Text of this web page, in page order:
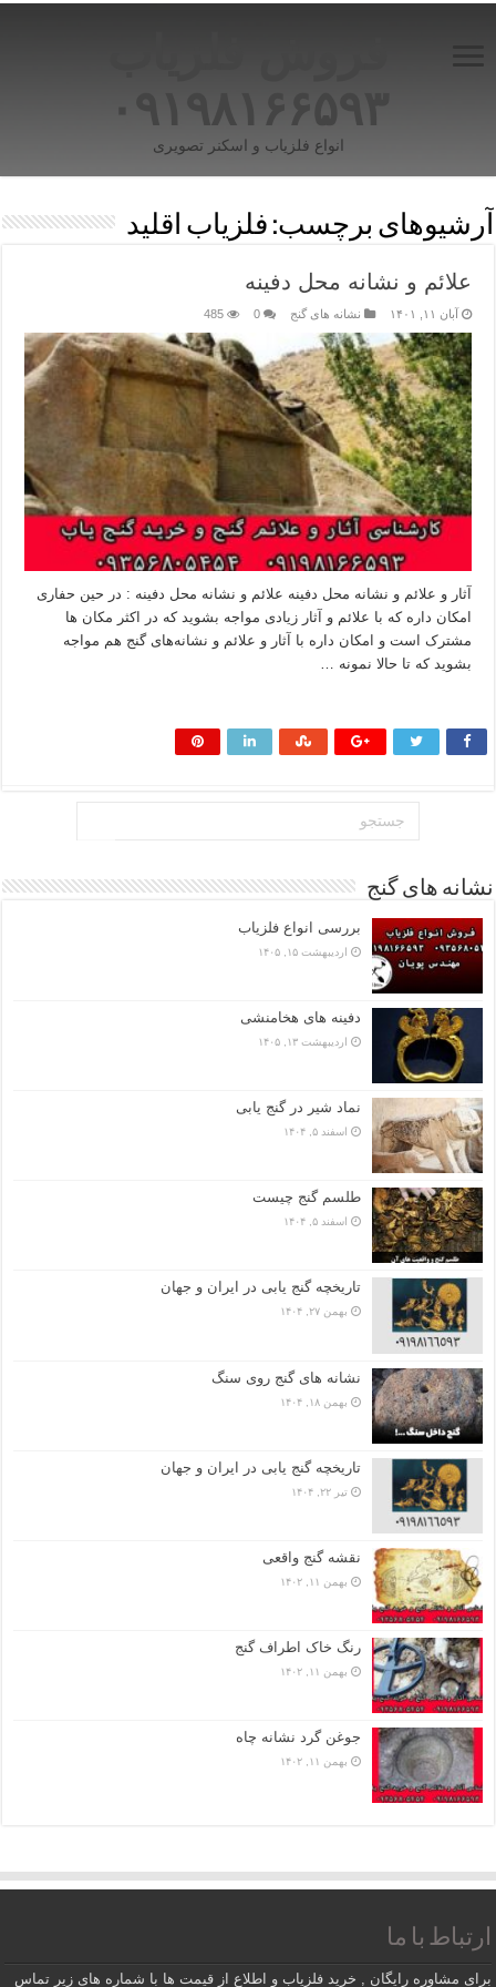
۰۹۱۹۸۱۶۶۵۹۳
انواع فلزیاب و اسکنر تصویری
آرشیوهای برچسب: فلزیاب اقلید
علائم و نشانه‌ محل دفینه
آبان ۱۱, ۱۴۰۱ نشانه های گنج 0
485
آثار و علائم و نشانه‌ محل دفینه علائم و نشانه‌ محل دفینه : در حین حفاری
امکان داره که با علائم و آثار زیادی مواجه بشوید که در اکثر مکان ها
مشترک است و امکان داره با آثار و علائم و نشانه‌های گنج هم مواجه
بشوید که تا حالا نمونه …
نشانه های گنج
بررسی انواع فلزیاب
اردیبهشت ۱۵, ۱۴۰۵
دفینه های هخامنشی
اردیبهشت ۱۳, ۱۴۰۵
نماد شیر در گنج یابی
اسفند ۵, ۱۴۰۴
طلسم گنج چیست
اسفند ۵, ۱۴۰۴
تاریخچه گنج‌ یابی در ایران و جهان
بهمن ۲۷, ۱۴۰۴
نشانه های گنج روی سنگ
بهمن ۱۸, ۱۴۰۴
تاریخچه گنج‌ یابی در ایران و جهان
تیر ۲۲, ۱۴۰۴
نقشه گنج واقعی
بهمن ۱۱, ۱۴۰۲
رنگ خاک اطراف گنج
بهمن ۱۱, ۱۴۰۲
جوغن گرد نشانه چاه
بهمن ۱۱, ۱۴۰۲
ارتباط با ما
برای مشاوره رایگان , خرید فلزیاب و اطلاع از قیمت ها با شماره های زیر تماس